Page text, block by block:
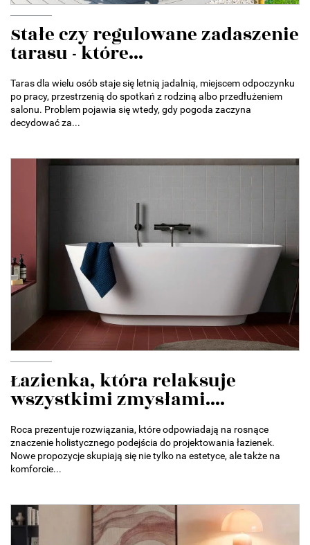
Stałe czy regulowane zadaszenie
tarasu - które...
Taras dla wielu osób staje się letnią jadalnią, miejscem odpoczynku
po pracy, przestrzenią do spotkań z rodziną albo przedłużeniem
salonu. Problem pojawia się wtedy, gdy pogoda zaczyna
decydować za...
Łazienka, która relaksuje
wszystkimi zmysłami....
Roca prezentuje rozwiązania, które odpowiadają na rosnące
znaczenie holistycznego podejścia do projektowania łazienek.
Nowe propozycje skupiają się nie tylko na estetyce, ale także na
komforcie...